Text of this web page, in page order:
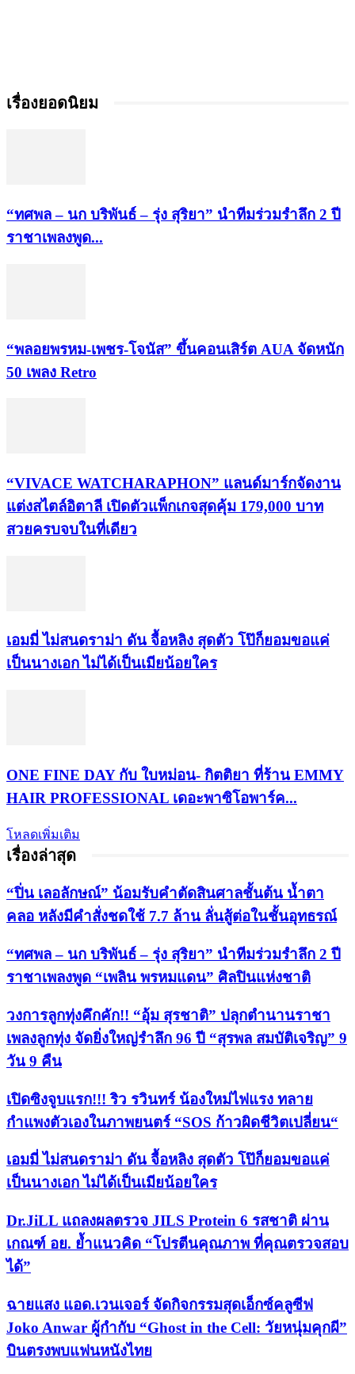
เรื่องยอดนิยม
“ทศพล – นก บริพันธ์ – รุ่ง สุริยา” นำทีมร่วมรำลึก 2 ปี
ราชาเพลงพูด...
“พลอยพรหม-เพชร-โจนัส” ขึ้นคอนเสิร์ต AUA จัดหนัก
50 เพลง Retro
“VIVACE WATCHARAPHON” แลนด์มาร์กจัดงาน
แต่งสไตล์อิตาลี เปิดตัวแพ็กเกจสุดคุ้ม 179,000 บาท
สวยครบจบในที่เดียว
เอมมี่ ไม่สนดราม่า ดัน จื้อหลิง สุดตัว โป๊ก็ยอมขอแค่
เป็นนางเอก ไม่ได้เป็นเมียน้อยใคร
ONE FINE DAY กับ ใบหม่อน- กิตติยา ที่ร้าน EMMY
HAIR PROFESSIONAL เดอะพาซิโอพาร์ค...
โหลดเพิ่มเติม
เรื่องล่าสุด
“ปิ่น เลอลักษณ์” น้อมรับคำตัดสินศาลชั้นต้น น้ำตา
คลอ หลังมีคำสั่งชดใช้ 7.7 ล้าน ลั่นสู้ต่อในชั้นอุทธรณ์
“ทศพล – นก บริพันธ์ – รุ่ง สุริยา” นำทีมร่วมรำลึก 2 ปี
ราชาเพลงพูด “เพลิน พรหมแดน” ศิลปินแห่งชาติ
วงการลูกทุ่งคึกคัก!! “อุ้ม สุรชาติ” ปลุกตำนานราชา
เพลงลูกทุ่ง จัดยิ่งใหญ่รำลึก 96 ปี “สุรพล สมบัติเจริญ” 9
วัน 9 คืน
เปิดซิงจูบแรก!!! ริว รวินทร์ น้องใหม่ไฟแรง ทลาย
กำแพงตัวเองในภาพยนตร์ “SOS ก้าวผิดชีวิตเปลี่ยน“
เอมมี่ ไม่สนดราม่า ดัน จื้อหลิง สุดตัว โป๊ก็ยอมขอแค่
เป็นนางเอก ไม่ได้เป็นเมียน้อยใคร
Dr.JiLL แถลงผลตรวจ JILS Protein 6 รสชาติ ผ่าน
เกณฑ์ อย. ย้ำแนวคิด “โปรตีนคุณภาพ ที่คุณตรวจสอบ
ได้”
ฉายแสง แอด.เวนเจอร์ จัดกิจกรรมสุดเอ็กซ์คลูซีฟ
Joko Anwar ผู้กำกับ “Ghost in the Cell: วัยหนุ่มคุกผี”
บินตรงพบแฟนหนังไทย